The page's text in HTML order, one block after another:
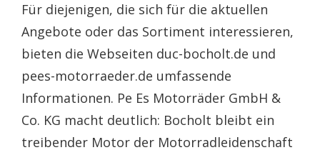
Für diejenigen, die sich für die aktuellen
Angebote oder das Sortiment interessieren,
bieten die Webseiten duc-bocholt.de und
pees-motorraeder.de umfassende
Informationen. Pe Es Motorräder GmbH &
Co. KG macht deutlich: Bocholt bleibt ein
treibender Motor der Motorradleidenschaft